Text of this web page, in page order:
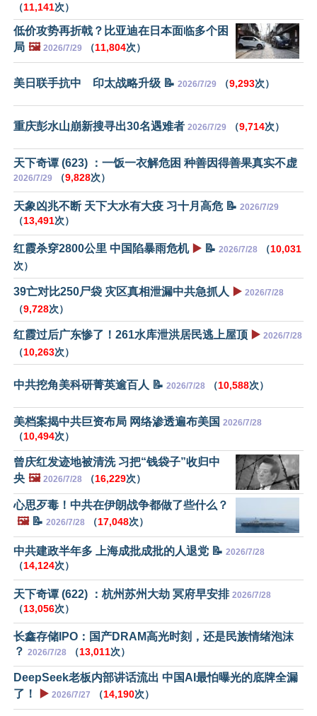
（11,141次）
低价攻势再折戟？比亚迪在日本面临多个困
局 🖼️ 2026/7/29 （11,804次）
美日联手抗中 印太战略升级 📝 2026/7/29 （9,293次）
重庆彭水山崩新搜寻出30名遇难者 2026/7/29 （9,714次）
天下奇谭 (623) ：一饭一衣解危困 种善因得善果真实不虚
2026/7/29 （9,828次）
天象凶兆不断 天下大水有大疫 习十月高危 📝 2026/7/29
（13,491次）
红霞杀穿2800公里 中国陷暴雨危机 ▶️ 📝 2026/7/28 （10,031
次）
39亡对比250尸袋 灾区真相泄漏中共急抓人 ▶️ 2026/7/28
（9,728次）
红霞过后广东惨了！261水库泄洪居民逃上屋顶 ▶️ 2026/7/28
（10,263次）
中共挖角美科研菁英逾百人 📝 2026/7/28 （10,588次）
美档案揭中共巨资布局 网络渗透遍布美国 2026/7/28
（10,494次）
曾庆红发迹地被清洗 习把“钱袋子”收归中
央 🖼️ 2026/7/28 （16,229次）
心思歹毒！中共在伊朗战争都做了些什么？
🖼️📝 2026/7/28 （17,048次）
中共建政半年多 上海成批成批的人退党 📝 2026/7/28
（14,124次）
天下奇谭 (622) ：杭州苏州大劫 冥府早安排 2026/7/28
（13,056次）
长鑫存储IPO：国产DRAM高光时刻，还是民族情绪泡沫
？ 2026/7/28 （13,011次）
DeepSeek老板内部讲话流出 中国AI最怕曝光的底牌全漏
了！
▶️ 2026/7/27 （14,190次）